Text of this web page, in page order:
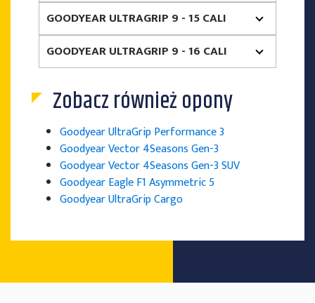
GOODYEAR ULTRAGRIP 9 - 15 CALI
GOODYEAR ULTRAGRIP 9 - 16 CALI
Zobacz również opony
Goodyear UltraGrip Performance 3
Goodyear Vector 4Seasons Gen-3
Goodyear Vector 4Seasons Gen-3 SUV
Goodyear Eagle F1 Asymmetric 5
Goodyear UltraGrip Cargo